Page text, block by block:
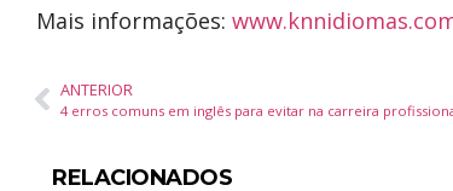
Mais informações:
ANTERIOR
4 erros comuns em inglês para evitar na carreira
RELACIONADOS